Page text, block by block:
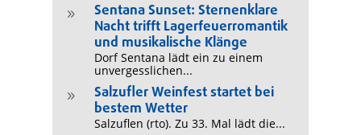
9
Sentana Sunset: Sternenklare
Nacht trifft Lagerfeuerromantik
und musikalische Klänge
Dorf Sentana lädt ein zu einem
unvergesslichen...
9
Salzufler Weinfest startet bei
bestem Wetter
Salzuflen (rto). Zu 33. Mal lädt die...